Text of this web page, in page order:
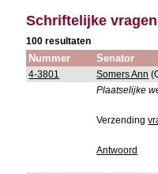
Schriftelijke
100 resultaten
Nummer Senator
4-3801 Somers Ann
Plaatselijke
Verzending
Antwoord